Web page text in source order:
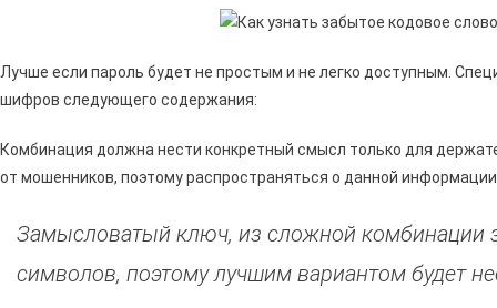
Лучше если пароль будет не простым и не легко доступным.
шифров следующего содержания:
Комбинация должна нести конкретный смысл только для
от мошенников, поэтому распространяться о данной
Замысловатый ключ, из сложной комбинации
символов, поэтому лучшим вариантом будет